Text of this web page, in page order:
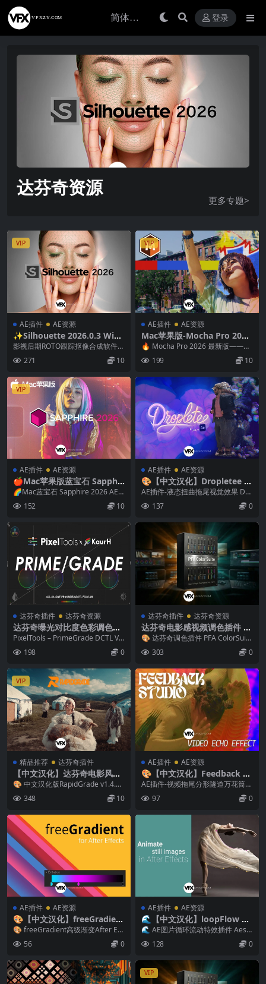
登录
达芬奇资源
更多专题>
VIP
AE插件 AE资源
✨Silhouette 2026.0.3 Win/
Mac/Linux 电影级Roto智能
抠像软件 + AE/PR/达芬奇/Ve
gas插件套装
影视后期ROTO跟踪抠像合成软件A
E/PR/达芬奇/VEGAS/OFX插件 Bo...
271 10
VIP
AE插件 AE资源
Mac苹果版-Mocha Pro 202
6.5.0 摄像机反求跟踪软件+A
E/OFX/AVX插件
🔥 Mocha Pro 2026 最新版——AI
平面追踪与智能抠像的新巅峰 M...
199 10
VIP
AE插件 AE资源
🍎Mac苹果版蓝宝石 Sapphir
e 2026.5 AE/PR/PS/达芬奇/
Nuke/Vegas/Avid/OFX视频
特效转场插件 英文版/破解版 I
🌈Mac蓝宝石 Sapphire 2026 AE/P
152 10
AE插件 AE资源
🎨【中文汉化】Dropletee V
1.0.11 Win/Mac AE液态扭曲
AE插件-液态扭曲拖尾视觉效果 Dro
137 0
达芬奇插件 达芬奇资源
达芬奇曝光对比度色彩调色DC
TL预设 PixelTools – PrimeG
rade DCTL V1.3.0 + 使用教程
PixelTools – PrimeGrade DCTL V1.
198 0
达芬奇插件 达芬奇资源
达芬奇电影感视频调色插件 P
FA ColorSuite v6.9.0 Win
🎨 达芬奇调色插件 PFA ColorSuite
303 0
VIP
精品推荐 达芬奇插件
【中文汉化】达芬奇电影风格
视频调色插件 Rapidgrade v
1.5.17 Win + 使用教程
🎨 中文汉化版RapidGrade v1.4.12
达芬奇电影调色插件 ｜一键电...
348 10
AE插件 AE资源
🎨【中文汉化】Feedback St
udio V1.2.0 Win AE视频拖尾
分形隧道万花筒视觉特效插件
AE插件-视频拖尾分形隧道万花筒视
97 0
AE插件 AE资源
🎨【中文汉化】freeGradient
V1.1.2 Win/Mac AE高级颜色
🎨 freeGradient高级渐变After Eff
56 0
AE插件 AE资源
🌊【中文汉化】loopFlow v
1.3.3 Win/Mac AE静态图片
🌊 AE图片循环流动特效插件 Aescr
128 0
VIP